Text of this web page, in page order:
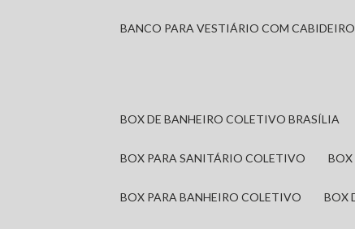
BANCO PARA VESTIÁRIO COM CABIDEIRO
BOX DE BANHEIRO COLETIVO BRASÍLIA
BOX PARA SANITÁRIO COLETIVO
BOX PARA BANHEIRO COLETIVO